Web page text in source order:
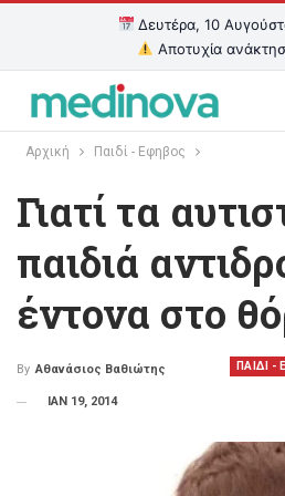
Δευτέρα, 10
Αποτυχία
Αρχική Παιδί - Εφηβος
Γιατί τα
παιδιά
έντονα στο
ΠΑΙΔΙ -
By Αθανάσιος Βαθιώτης
ΙΑΝ 19, 2014